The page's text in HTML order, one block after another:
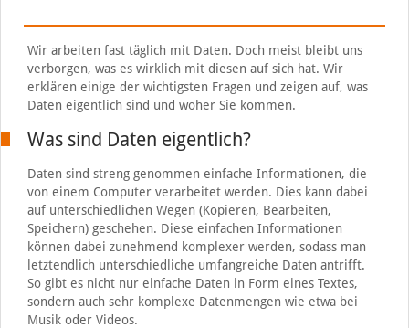
Wir arbeiten fast täglich mit Daten. Doch meist bleibt uns
verborgen, was es wirklich mit diesen auf sich hat. Wir
erklären einige der wichtigsten Fragen und zeigen auf, was
Daten eigentlich sind und woher Sie kommen.
Was sind Daten eigentlich?
Daten sind streng genommen einfache Informationen, die
von einem Computer verarbeitet werden. Dies kann dabei
auf unterschiedlichen Wegen (Kopieren, Bearbeiten,
Speichern) geschehen. Diese einfachen Informationen
können dabei zunehmend komplexer werden, sodass man
letztendlich unterschiedliche umfangreiche Daten antrifft.
So gibt es nicht nur einfache Daten in Form eines Textes,
sondern auch sehr komplexe Datenmengen wie etwa bei
Musik oder Videos.